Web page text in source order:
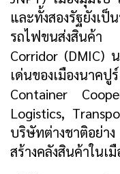
และทั้งสองรัฐยังเป็
รถไฟขนส่งสินค้
Corridor (DMIC)
เด่นของเมืองนาค
Container
Logistics,
บริษัทต่างชาติอย่าง
สร้างคลังสินค้าในเ